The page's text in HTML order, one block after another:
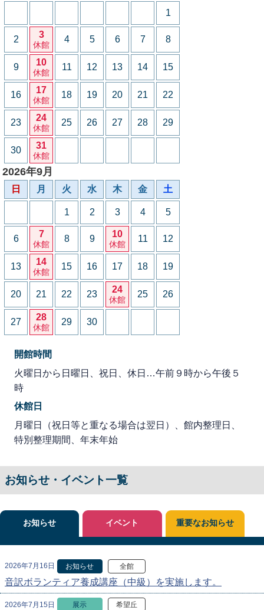
1
2 3
休館
4 5 6 7 8
9 10
休館
11 12 13 14 15
16 17
休館
18 19 20 21 22
23 24
休館
25 26 27 28 29
30 31
休館
2026年9月
日 月 火 水 木 金 土
1 2 3 4 5
6 7
休館
8 9 10
休館
11 12
13 14
休館
15 16 17 18 19
20 21 22 23 24
休館
25 26
27 28
休館
29 30
開館時間
火曜日から日曜日、祝日、休日…午前９時から午後５
時
休館日
月曜日（祝日等と重なる場合は翌日）、館内整理日、
特別整理期間、年末年始
お知らせ・イベント一覧
お知らせ
2026年7月16日 お知らせ 全館
音訳ボランティア養成講座（中級）を実施します。
2026年7月15日 展示 希望丘
イベント 重要なお知らせ